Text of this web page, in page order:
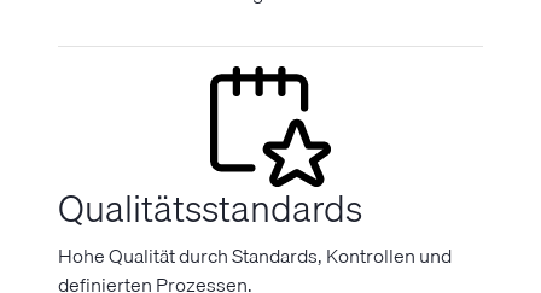
Qualitätsstandards
Hohe Qualität durch Standards, Kontrollen und
definierten Prozessen.